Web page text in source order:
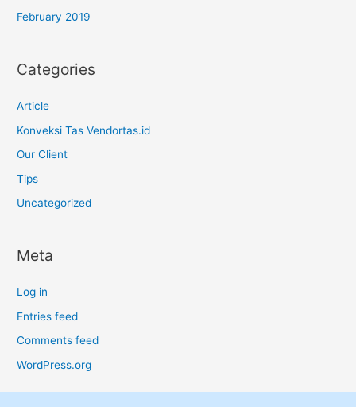
February 2019
Categories
Article
Konveksi Tas Vendortas.id
Our Client
Tips
Uncategorized
Meta
Log in
Entries feed
Comments feed
WordPress.org